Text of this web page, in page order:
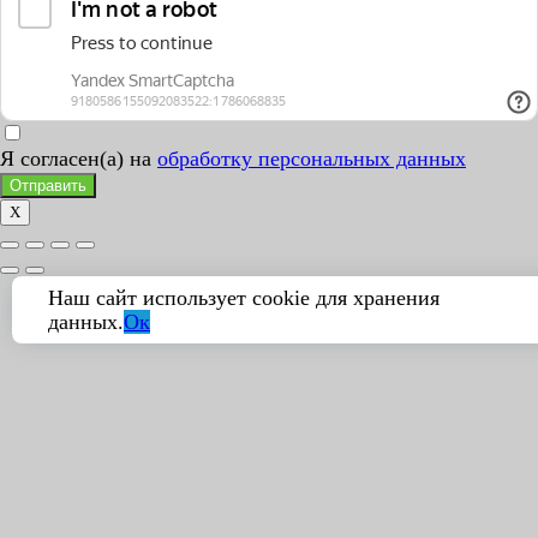
Я согласен(а) на обработку персональных данных
Отправить
X
Наш сайт использует cookie для хранения
данных.Ок